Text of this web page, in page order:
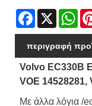
Facebook
X
περιγραφή
Volvo EC330B
VOE 14528281,
Με άλλα λόγια /